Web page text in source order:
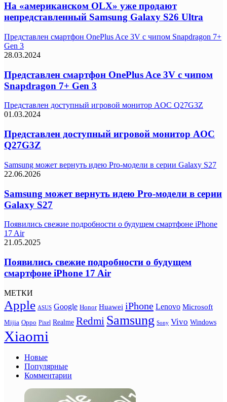
На «американском OLX» уже продают
непредставленный Samsung Galaxy S26 Ultra
Представлен смартфон OnePlus Ace 3V с чипом Snapdragon 7+
Gen 3
28.03.2024
Представлен смартфон OnePlus Ace 3V с чипом
Snapdragon 7+ Gen 3
Представлен доступный игровой монитор AOC Q27G3Z
01.03.2024
Представлен доступный игровой монитор AOC
Q27G3Z
Samsung может вернуть идею Pro-модели в серии Galaxy S27
22.06.2026
Samsung может вернуть идею Pro-модели в серии
Galaxy S27
Появились свежие подробности о будущем смартфоне iPhone
17 Air
21.05.2025
Появились свежие подробности о будущем
смартфоне iPhone 17 Air
МЕТКИ
Apple ASUS Google Honor Huawei iPhone Lenovo Microsoft
Mijia Oppo Pixel Realme Redmi Samsung Sony Vivo Windows
Xiaomi
Новые
Популярные
Комментарии